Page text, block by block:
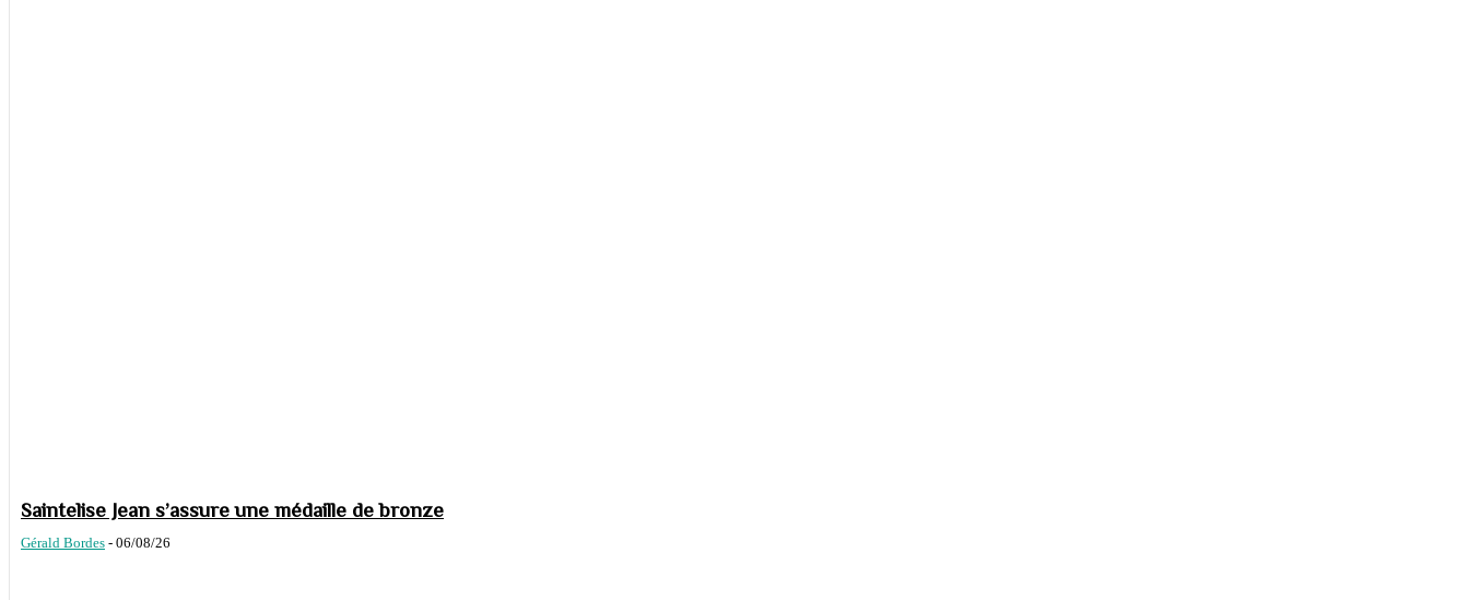
Saintelise Jean s’assure une médaille de bronze
Gérald Bordes - 06/08/26